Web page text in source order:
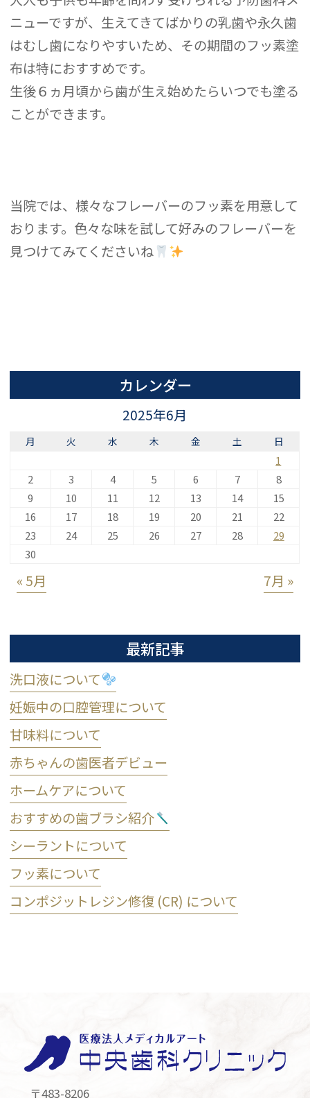
ニューですが、生えてきてばかりの乳歯や永久歯
はむし歯になりやすいため、その期間のフッ素塗
布は特におすすめです。
生後６ヵ月頃から歯が生え始めたらいつでも塗る
ことができます。
当院では、様々なフレーバーのフッ素を用意して
おります。色々な味を試して好みのフレーバーを
見つけてみてくださいね
カレンダー
2025年6月
月 火 水 木 金 土 日
1
2
3 4 5 6 7
8
9
10 11 12 13 14
15
16
17 18 19 20 21
22
23
24 25 26 27 28
29
30
« 5月 7月 »
最新記事
洗口液について
妊娠中の口腔管理について
甘味料について
赤ちゃんの歯医者デビュー
ホームケアについて
おすすめの歯ブラシ紹介
シーラントについて
フッ素について
コンポジットレジン修復 (CR) について
〒483-8206